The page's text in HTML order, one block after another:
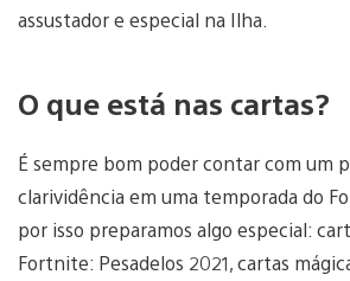
assustador e especial na Ilha.
O que está nas cartas?
É sempre bom poder contar com um
clarividência em uma temporada do
por isso preparamos algo especial:
Fortnite: Pesadelos 2021, cartas